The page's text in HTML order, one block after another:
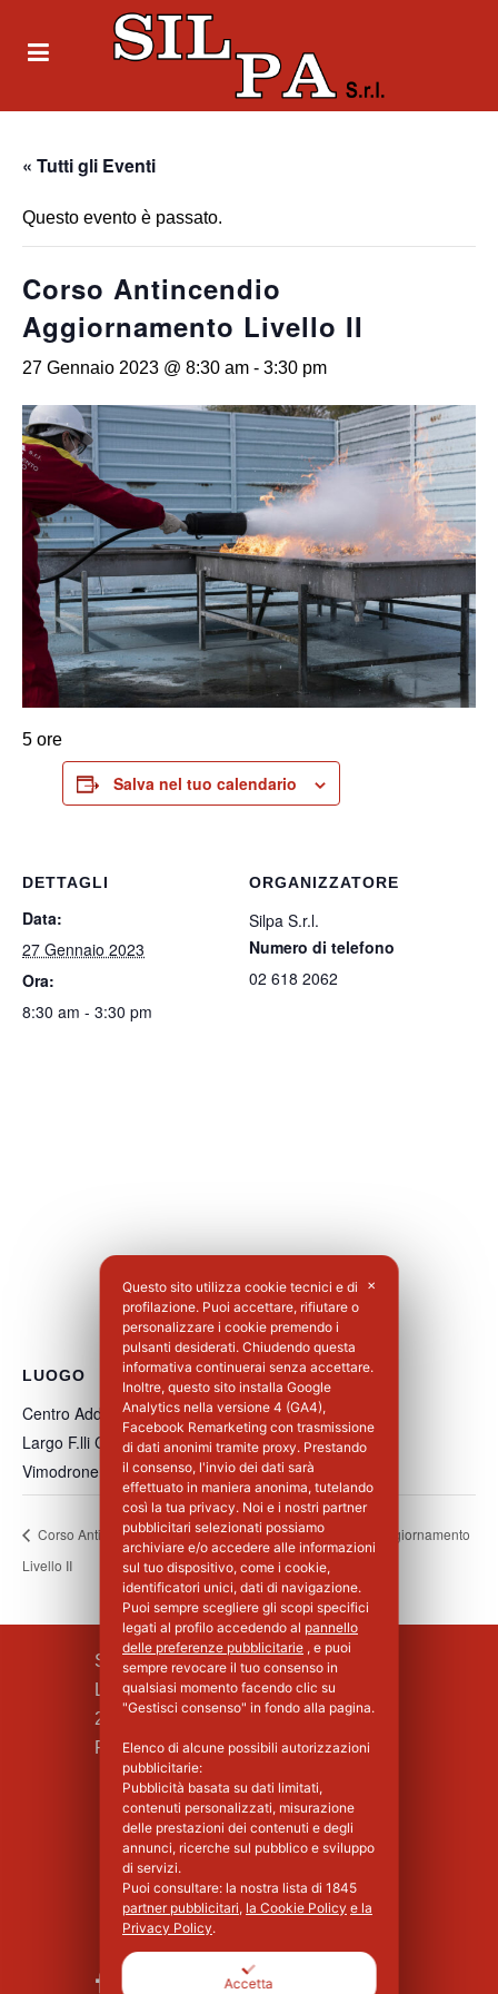
« Tutti gli Eventi
Questo evento è passato.
Corso Antincendio
Aggiornamento Livello II
27 Gennaio 2023 @ 8:30 am - 3:30 pm
5 ore
Salva nel tuo calendario
DETTAGLI
Data:
27 Gennaio 2023
Ora:
8:30 am - 3:30 pm
ORGANIZZATORE
Silpa S.r.l.
Numero di telefono
02 618 2062
LUOGO
Centro Addestramento Vimodrone
Largo F.lli Cervi, 8
Vimodrone
MI 20900 Italia + Google Maps
Corso Antincendio Aggiornamento
Livello II
Corso Antincendio Aggiornamento
Livello II
SILPA S.R.L.
Largo F.lli Cervi, 8
20090 Vimodrone (MI)
Piva : 02339750966 - MI 1427008
✕
Questo sito utilizza cookie tecnici e di
profilazione. Puoi accettare, rifiutare o
personalizzare i cookie premendo i
pulsanti desiderati. Chiudendo questa
informativa continuerai senza accettare.
Inoltre, questo sito installa Google
Analytics nella versione 4 (GA4),
Facebook Remarketing con trasmissione
di dati anonimi tramite proxy. Prestando
il consenso, l'invio dei dati sarà
effettuato in maniera anonima, tutelando
così la tua privacy. Noi e i nostri partner
pubblicitari selezionati possiamo
archiviare e/o accedere alle informazioni
sul tuo dispositivo, come i cookie,
identificatori unici, dati di navigazione.
Puoi sempre scegliere gli scopi specifici
legati al profilo accedendo al pannello
delle preferenze pubblicitarie, e puoi
sempre revocare il tuo consenso in
qualsiasi momento facendo clic su
"Gestisci consenso" in fondo alla pagina.
Elenco di alcune possibili autorizzazioni
pubblicitarie:
Pubblicità basata su dati limitati,
contenuti personalizzati, misurazione
delle prestazioni dei contenuti e degli
annunci, ricerche sul pubblico e sviluppo
di servizi.
Puoi consultare: la nostra lista di 1845
partner pubblicitari, la Cookie Policy e la
Privacy Policy.
Accetta